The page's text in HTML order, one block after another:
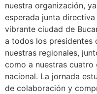
nuestra organización,
esperada junta
vibrante ciudad de
a todos los presidentes
nuestras regionales,
como a nuestras
nacional. La jornada
de colaboración y